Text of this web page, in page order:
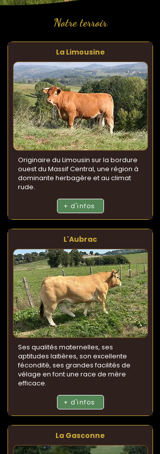
Notre terroir
La Limousine
Originaire du Limousin sur la bordure
ouest du Massif Central, une région à
dominante herbagère et au climat
rude.
+ d'infos
L'Aubrac
Ses qualités maternelles, ses
aptitudes laitières, son excellente
fécondité, ses grandes facilités de
vélage en font une race de mère
efficace.
+ d'infos
La Gasconne